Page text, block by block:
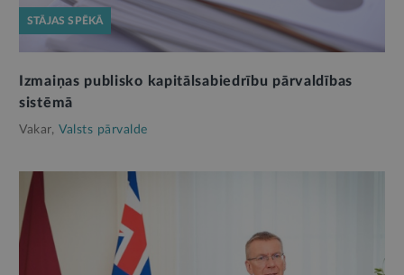
STĀJAS SPĒKĀ
Izmaiņas publisko kapitālsabiedrību pārvaldības
sistēmā
Vakar, Valsts pārvalde